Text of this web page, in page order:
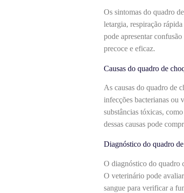
Os sintomas do quadro
letargia, respiração
pode apresentar
precoce e eficaz.
Causas do quadro de
As causas do quadro de
infecções bacterianas ou
substâncias tóxicas,
dessas causas pode
Diagnóstico do quadro
O diagnóstico do quadro
O veterinário pode
sangue para verificar a